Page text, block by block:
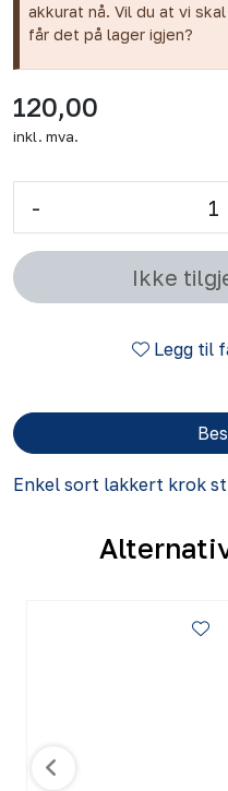
akkurat nå. Vil du at vi
får det på lager igjen?
120,00
inkl. mva.
-
Ikke
Legg til
Enkel sort lakkert krok